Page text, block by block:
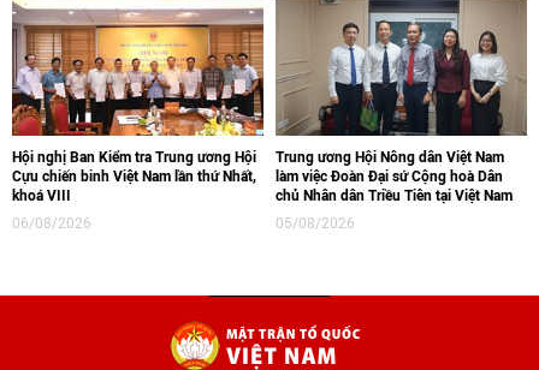
Hội nghị Ban Kiểm tra Trung ương Hội
Cựu chiến binh Việt Nam lần thứ Nhất,
khoá VIII
06/08/2026
Trung ương Hội Nông dân Việt Nam
làm việc Đoàn Đại sứ Cộng hoà Dân
chủ Nhân dân Triều Tiên tại Việt Nam
05/08/2026